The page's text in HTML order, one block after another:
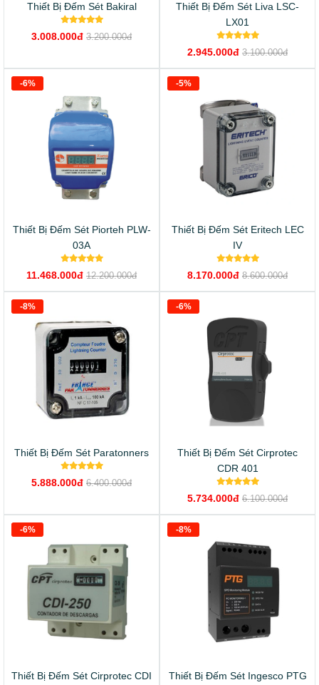
Thiết Bị Đếm Sét Bakiral
3.008.000đ 3.200.000đ
Thiết Bị Đếm Sét Liva LSC-
LX01
2.945.000đ 3.100.000đ
Thiết Bị Đếm Sét Piorteh PLW-
03A
11.468.000đ 12.200.000đ
-6%
Thiết Bị Đếm Sét Eritech LEC
IV
8.170.000đ 8.600.000đ
-5%
Thiết Bị Đếm Sét Paratonners
5.888.000đ 6.400.000đ
-8%
Thiết Bị Đếm Sét Cirprotec
CDR 401
5.734.000đ 6.100.000đ
-6%
Thiết Bị Đếm Sét Cirprotec CDI
-6%
Thiết Bị Đếm Sét Ingesco PTG
-8%